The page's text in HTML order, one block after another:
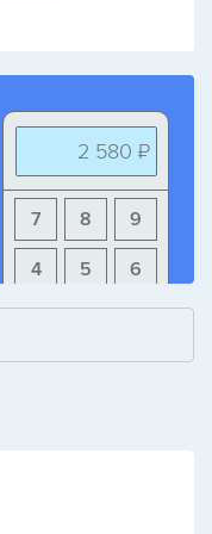
2 580 ₽
9
8
7
6
5
4
+ - /